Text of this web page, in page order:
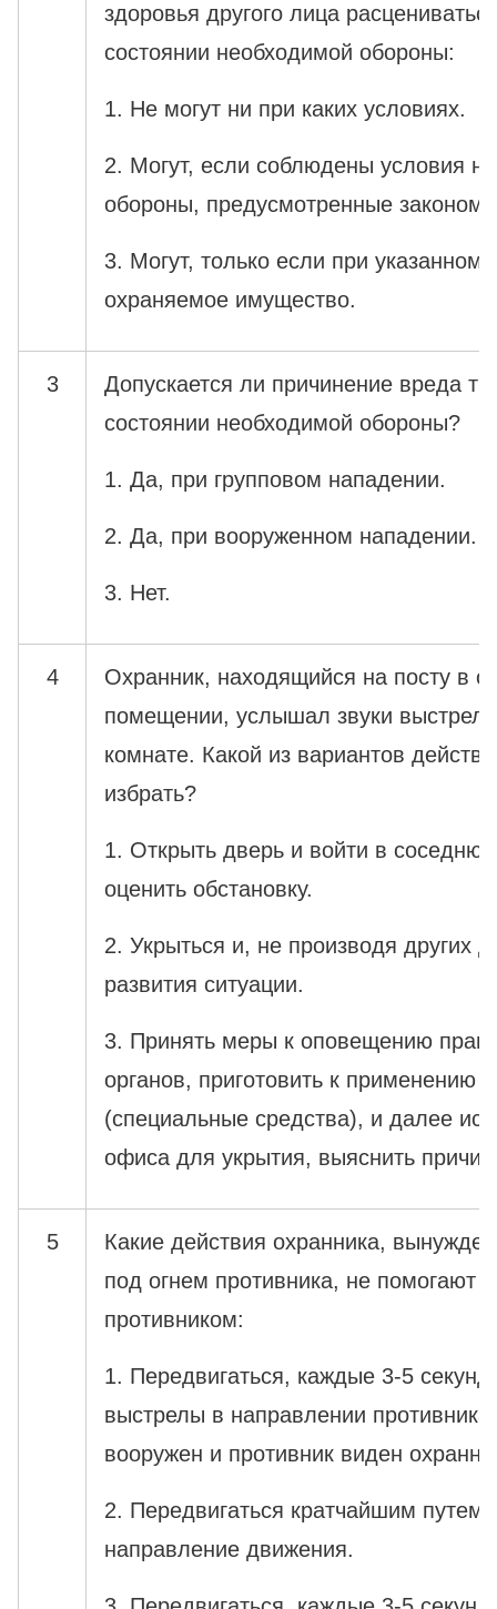
здоровья другого лица
состоянии необходимой обороны:
1. Не могут ни при каких условиях.
2. Могут, если соблюдены условия
обороны, предусмотренные законом.
3. Могут, только если при указанном
охраняемое имущество.
3
Допускается ли причинение вреда
состоянии необходимой обороны?
1. Да, при групповом нападении.
2. Да, при вооруженном нападении.
3. Нет.
4
Охранник, находящийся на посту в
помещении, услышал звуки
комнате. Какой из вариантов
избрать?
1. Открыть дверь и войти в
оценить обстановку.
2. Укрыться и, не производя других
развития ситуации.
3. Принять меры к оповещению
органов, приготовить к применению
(специальные средства), и далее
офиса для укрытия, выяснить
5
Какие действия охранника,
под огнем противника, не помогают
противником:
1. Передвигаться, каждые 3-5 секунд
выстрелы в направлении противника
вооружен и противник виден
2. Передвигаться кратчайшим
направление движения.